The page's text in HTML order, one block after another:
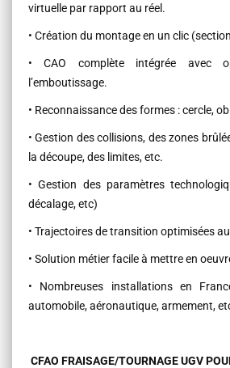
virtuelle par rapport au réel.
• Création du montage en un clic
• CAO complète intégrée avec
l’emboutissage.
• Reconnaissance des formes : cercle,
• Gestion des collisions, des zones
la découpe, des limites, etc.
• Gestion des paramètres
décalage, etc)
• Trajectoires de transition optimisées
• Solution métier facile à mettre en
• Nombreuses installations en
automobile, aéronautique, armement,
CFAO FRAISAGE/TOURNAGE UGV